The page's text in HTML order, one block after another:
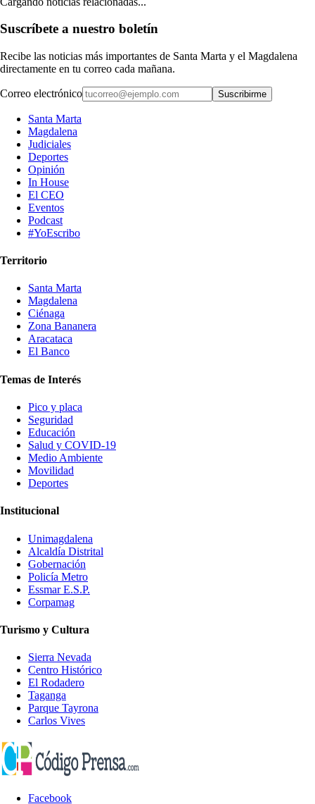
Suscríbete a nuestro boletín
Recibe las noticias más importantes de Santa Marta y el Magdalena
directamente en tu correo cada mañana.
Correo electrónico Suscribirme
Santa Marta
Magdalena
Judiciales
Deportes
Opinión
In House
El CEO
Eventos
Podcast
#YoEscribo
Territorio
Santa Marta
Magdalena
Ciénaga
Zona Bananera
Aracataca
El Banco
Temas de Interés
Pico y placa
Seguridad
Educación
Salud y COVID-19
Medio Ambiente
Movilidad
Deportes
Institucional
Unimagdalena
Alcaldía Distrital
Gobernación
Policía Metro
Essmar E.S.P.
Corpamag
Turismo y Cultura
Sierra Nevada
Centro Histórico
El Rodadero
Taganga
Parque Tayrona
Carlos Vives
Facebook